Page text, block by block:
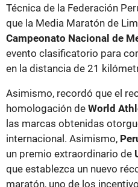
Técnica de la Federación
que la Media Maratón de
Campeonato Nacional de
evento clasificatorio para
en la distancia de 21
Asimismo, recordó que el
homologación de World
las marcas obtenidas
internacional. Asimismo,
un premio extraordinario de
que establezca un nuevo
maratón, uno de los